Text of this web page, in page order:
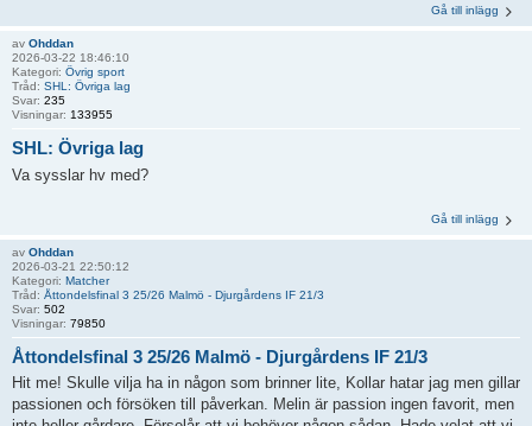
Gå till inlägg
av Ohddan
2026-03-22 18:46:10
Kategori: Övrig sport
Tråd: SHL: Övriga lag
Svar: 235
Visningar: 133955
SHL: Övriga lag
Va sysslar hv med?
Gå till inlägg
av Ohddan
2026-03-21 22:50:12
Kategori: Matcher
Tråd: Åttondelsfinal 3 25/26 Malmö - Djurgårdens IF 21/3
Svar: 502
Visningar: 79850
Åttondelsfinal 3 25/26 Malmö - Djurgårdens IF 21/3
Hit me! Skulle vilja ha in någon som brinner lite, Kollar hatar jag men gillar
passionen och försöken till påverkan. Melin är passion ingen favorit, men